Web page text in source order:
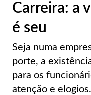
Carreira: a
é seu
Seja numa
porte, a
para os
atenção e